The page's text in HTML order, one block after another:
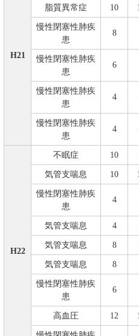
H21
脂質異常症 10
慢性閉塞性肺疾
患
8
慢性閉塞性肺疾
患
6
慢性閉塞性肺疾
患
4
慢性閉塞性肺疾
患
4
H22
不眠症 10
気管支喘息 10
慢性閉塞性肺疾
患
4
気管支喘息 4
気管支喘息 8
気管支喘息 8
慢性閉塞性肺疾
患
6
高血圧 12